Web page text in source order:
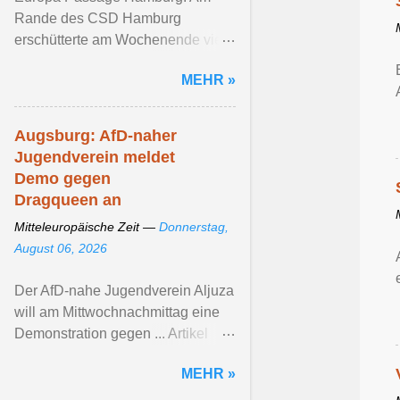
Rande des CSD Hamburg
erschütterte am Wochenende viele
MEHR »
Augsburg: AfD-naher
Jugendverein meldet
Demo gegen
Dragqueen an
Mitteleuropäische Zeit — Donnerstag,
August 06, 2026
Der AfD-nahe Jugendverein Aljuza
will am Mittwochnachmittag eine
Demonstration gegen ... Artikel
MEHR »